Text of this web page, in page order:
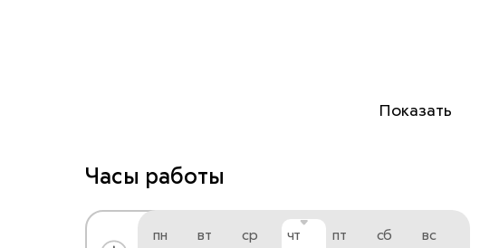
Показать
Часы работы
пн
вт
ср
чт
пт
сб
вс